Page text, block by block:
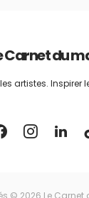
Carnet du
artistes. Inspirer
© 2026 Le